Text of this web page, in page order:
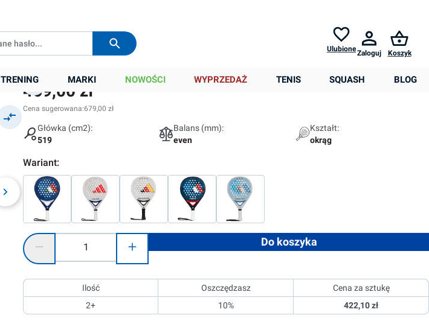
UlubioneZaloguj Koszyk
TRENING MARKI NOWOŚCI WYPRZEDAŻ TENIS SQUASH BLOG
469,00 zł
Cena sugerowana:679,00 zł
Balans (mm):
even
Główka (cm2):
519
Kształt:
okrąg
Wariant:
Ilość produktu: Wprowadź żądaną ilość lub użyj przycisków, aby zwiększyć lub zmniejszyć
Do koszyka
Ilość Oszczędzasz
Cena za sztukę
2+
10% 422,10 zł